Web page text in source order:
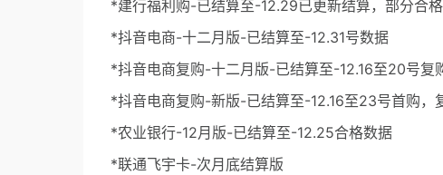
*建行福利购-已结算至-12.29已更新结算，部分合
*抖音电商-十二月版-已结算至-12.31号数据
*抖音电商复购-十二月版-已结算至-12.16至20号复
*抖音电商复购-新版-已结算至-12.16至23号首购，
*农业银行-12月版-已结算至-12.25合格数据
*联通飞宇卡-次月底结算版